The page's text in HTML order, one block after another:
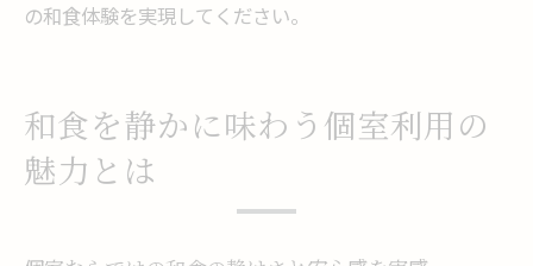
の和食体験を実現してください。
和食を静かに味わう個室利用の
魅力とは